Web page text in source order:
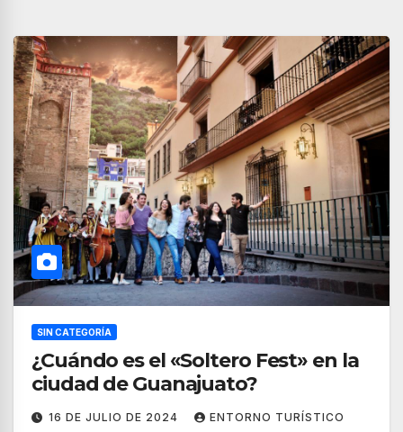
SIN CATEGORÍA
¿Cuándo es el «Soltero Fest» en la
ciudad de Guanajuato?
16 DE JULIO DE 2024 ENTORNO TURÍSTICO